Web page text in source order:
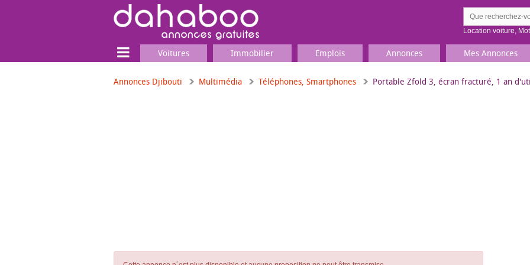
Location voiture,
Voitures Immobilier Emplois Annonces Mes Annonces
Annonces Djibouti Multimédia Téléphones, Smartphones Portable Zfold 3, écran fracturé, 1 an